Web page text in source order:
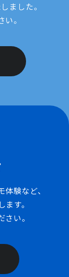
ました。
。
験など、
す。
い。